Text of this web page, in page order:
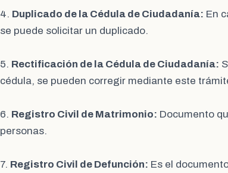
4. Duplicado de la Cédula de Ciudadanía: En
se puede solicitar un duplicado.
5. Rectificación de la Cédula de Ciudadanía:
cédula, se pueden corregir mediante este
6. Registro Civil de Matrimonio: Documento
personas.
7. Registro Civil de Defunción: Es el